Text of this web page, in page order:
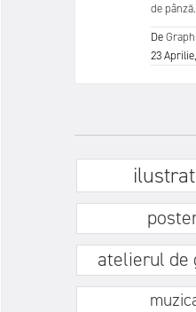
de pânză.
De
23
atelierul de